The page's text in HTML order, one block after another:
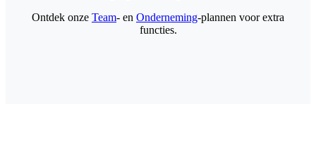
Ontdek onze Team- en Onderneming-plannen voor extra
functies.